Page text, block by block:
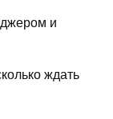
и
ждать